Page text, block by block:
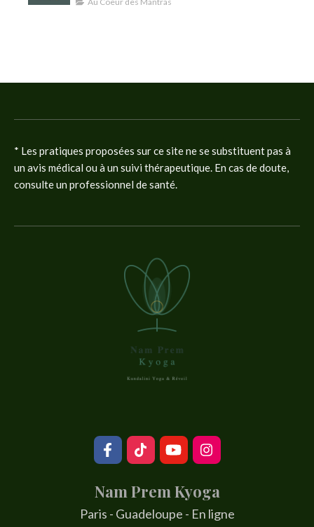
* Les pratiques proposées sur ce site ne se substituent pas à
un avis médical ou à un suivi thérapeutique. En cas de doute,
consulte un professionnel de santé.
Nam Prem Kyoga
Paris - Guadeloupe - En ligne